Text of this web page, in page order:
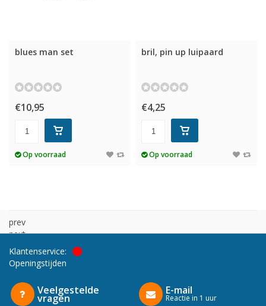
blues man set
€10,95
Op voorraad
bril, pin up luipaard
€4,25
Op voorraad
prev
next
Klantenservice:
Openingstijden
Veelgestelde
vragen
E-mail
Reactie in 1 uur